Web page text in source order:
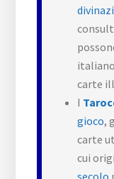
carte
I
gioco,
carte
cui
secolo